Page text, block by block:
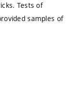
Tests of
samples of